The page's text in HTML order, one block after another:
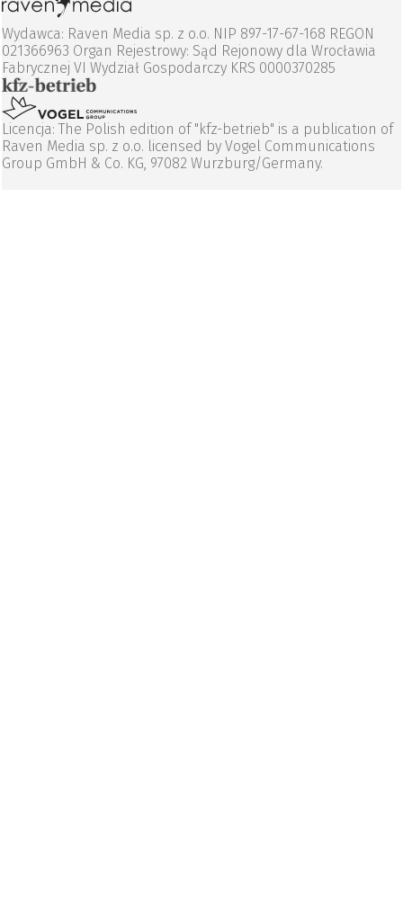
Wydawca: Raven Media sp. z o.o. NIP 897-17-67-168 REGON
021366963 Organ Rejestrowy: Sąd Rejonowy dla Wrocławia
Fabrycznej VI Wydział Gospodarczy KRS 0000370285
Licencja: The Polish edition of "kfz-betrieb" is a publication of
Raven Media sp. z o.o. licensed by Vogel Communications
Group GmbH & Co. KG, 97082 Wurzburg/Germany.